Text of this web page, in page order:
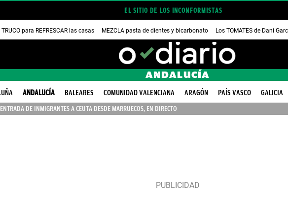
EL SITIO DE LOS INCONFORMISTAS
TRUCO para REFRESCAR las casas MEZCLA pasta de dientes y bicarbonato Los TOMATES de Dani
ANDALUCÍA
ANDALUCÍA BALEARES COMUNIDAD VALENCIANA ARAGÓN PAÍS VASCO GALICIA
ENTRADA DE INMIGRANTES A CEUTA DESDE MARRUECOS, EN DIRECTO